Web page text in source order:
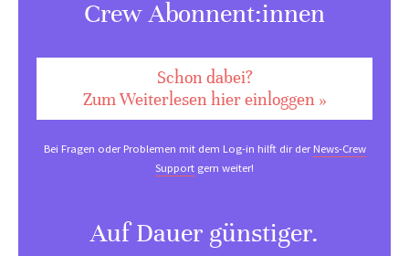
Crew Abonnent:innen
Schon dabei?
Zum Weiterlesen hier einloggen »
Bei Fragen oder Problemen mit dem Log-in hilft dir derNews-Crew
Support gern weiter!
Auf Dauer günstiger.